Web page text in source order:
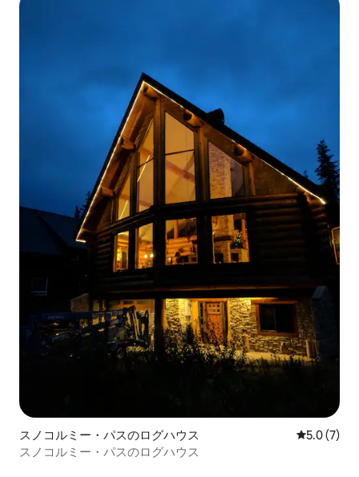
スノコルミー・パスのログハウス レビュー7
5.0 (7)
スノコルミー・パスのログハウス